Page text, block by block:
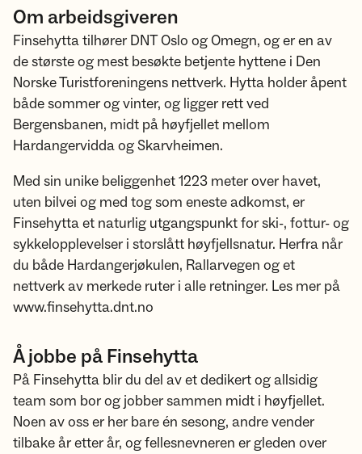
Om arbeidsgiveren
Finsehytta tilhører DNT Oslo og Omegn, og er en av
de største og mest besøkte betjente hyttene i Den
Norske Turistforeningens nettverk. Hytta holder åpent
både sommer og vinter, og ligger rett ved
Bergensbanen, midt på høyfjellet mellom
Hardangervidda og Skarvheimen.
Med sin unike beliggenhet 1223 meter over havet,
uten bilvei og med tog som eneste adkomst, er
Finsehytta et naturlig utgangspunkt for ski-, fottur- og
sykkelopplevelser i storslått høyfjellsnatur. Herfra når
du både Hardangerjøkulen, Rallarvegen og et
nettverk av merkede ruter i alle retninger. Les mer på
www.finsehytta.dnt.no
Å jobbe på Finsehytta
På Finsehytta blir du del av et dedikert og allsidig
team som bor og jobber sammen midt i høyfjellet.
Noen av oss er her bare én sesong, andre vender
tilbake år etter år, og fellesnevneren er gleden over